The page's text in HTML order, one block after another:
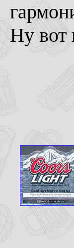
Ну вот